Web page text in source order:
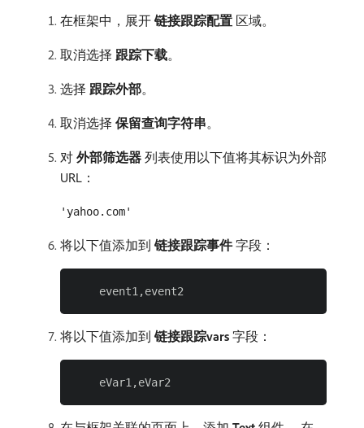
在框架中，展开​ 链接跟踪配置 ​区域。
取消选择​ 跟踪下载。
选择​ 跟踪外部。
取消选择​ 保留查询字符串。
对​ 外部筛选器 ​列表使用以下值将其标识为外部
URL：
'yahoo.com'
将以下值添加到​ 链接跟踪事件​字段：
将以下值添加到​ 链接跟踪vars ​字段：